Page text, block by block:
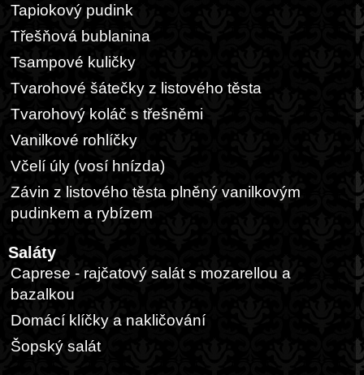
Tapiokový pudink
Třešňová bublanina
Tsampové kuličky
Tvarohové šátečky z listového těsta
Tvarohový koláč s třešněmi
Vanilkové rohlíčky
Včelí úly (vosí hnízda)
Závin z listového těsta plněný vanilkovým
pudinkem a rybízem
Saláty
Caprese - rajčatový salát s mozarellou a
bazalkou
Domácí klíčky a nakličování
Šopský salát